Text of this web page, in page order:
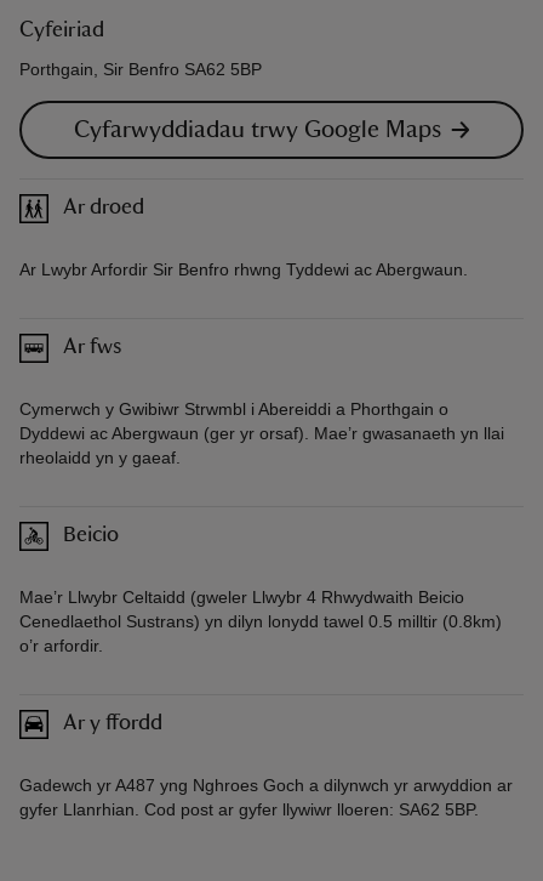
Cyfeiriad
Porthgain, Sir Benfro SA62 5BP
Cyfarwyddiadau trwy Google Maps
Ar droed
Ar Lwybr Arfordir Sir Benfro rhwng Tyddewi ac Abergwaun.
Ar fws
Cymerwch y Gwibiwr Strwmbl i Abereiddi a Phorthgain o
Dyddewi ac Abergwaun (ger yr orsaf). Mae’r gwasanaeth yn llai
rheolaidd yn y gaeaf.
Beicio
Mae’r Llwybr Celtaidd (gweler Llwybr 4 Rhwydwaith Beicio
Cenedlaethol Sustrans) yn dilyn lonydd tawel 0.5 milltir (0.8km)
o’r arfordir.
Ar y ffordd
Gadewch yr A487 yng Nghroes Goch a dilynwch yr arwyddion ar
gyfer Llanrhian. Cod post ar gyfer llywiwr lloeren: SA62 5BP.